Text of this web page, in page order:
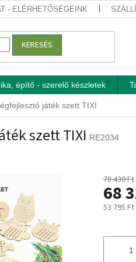
- ELÉRHETŐSÉGEINK
KERESÉS
építő - szerelő készletek
játék szett TIXI
szett TIXI RE2034
78 430 Ft
68
53 795